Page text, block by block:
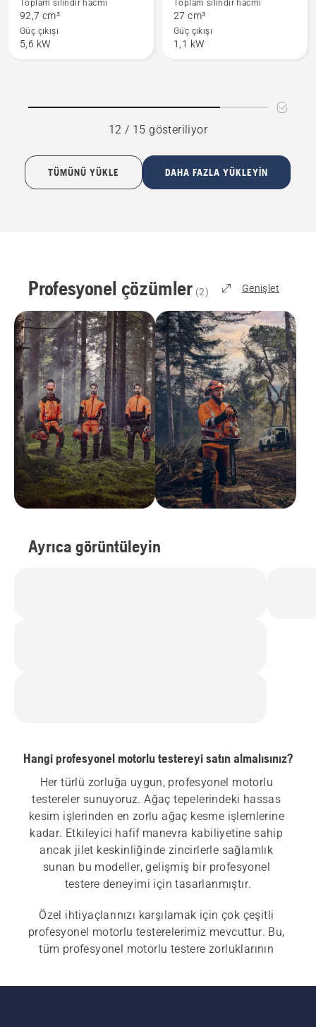
fazla
ayrıntı
görün
Toplam silindir hacmi
92,7 cm³
Güç çıkışı
5,6 kW
fazla
ayrıntı
görün
Toplam silindir hacmi
27 cm³
Güç çıkışı
1,1 kW
12 / 15 gösteriliyor
TÜMÜNÜ YÜKLE DAHA FAZLA YÜKLEYIN
Profesyonel çözümler (2) Genişlet
Ayrıca görüntüleyin
Hangi profesyonel motorlu testereyi satın almalısınız?
Her türlü zorluğa uygun, profesyonel motorlu
testereler sunuyoruz. Ağaç tepelerindeki hassas
kesim işlerinden en zorlu ağaç kesme işlemlerine
kadar. Etkileyici hafif manevra kabiliyetine sahip
ancak jilet keskinliğinde zincirlerle sağlamlık
sunan bu modeller, gelişmiş bir profesyonel
testere deneyimi için tasarlanmıştır.
Özel ihtiyaçlarınızı karşılamak için çok çeşitli
profesyonel motorlu testerelerimiz mevcuttur. Bu,
tüm profesyonel motorlu testere zorluklarının
için en iyi seçimdir. Eksiksiz motorlu testere ürün